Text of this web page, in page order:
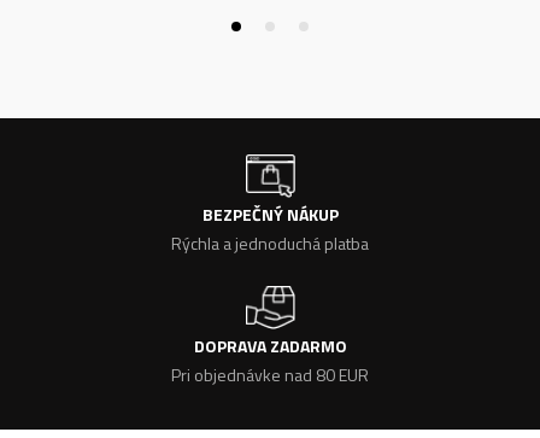
BEZPEČNÝ NÁKUP
Rýchla a jednoduchá platba
DOPRAVA ZADARMO
Pri objednávke nad 80 EUR